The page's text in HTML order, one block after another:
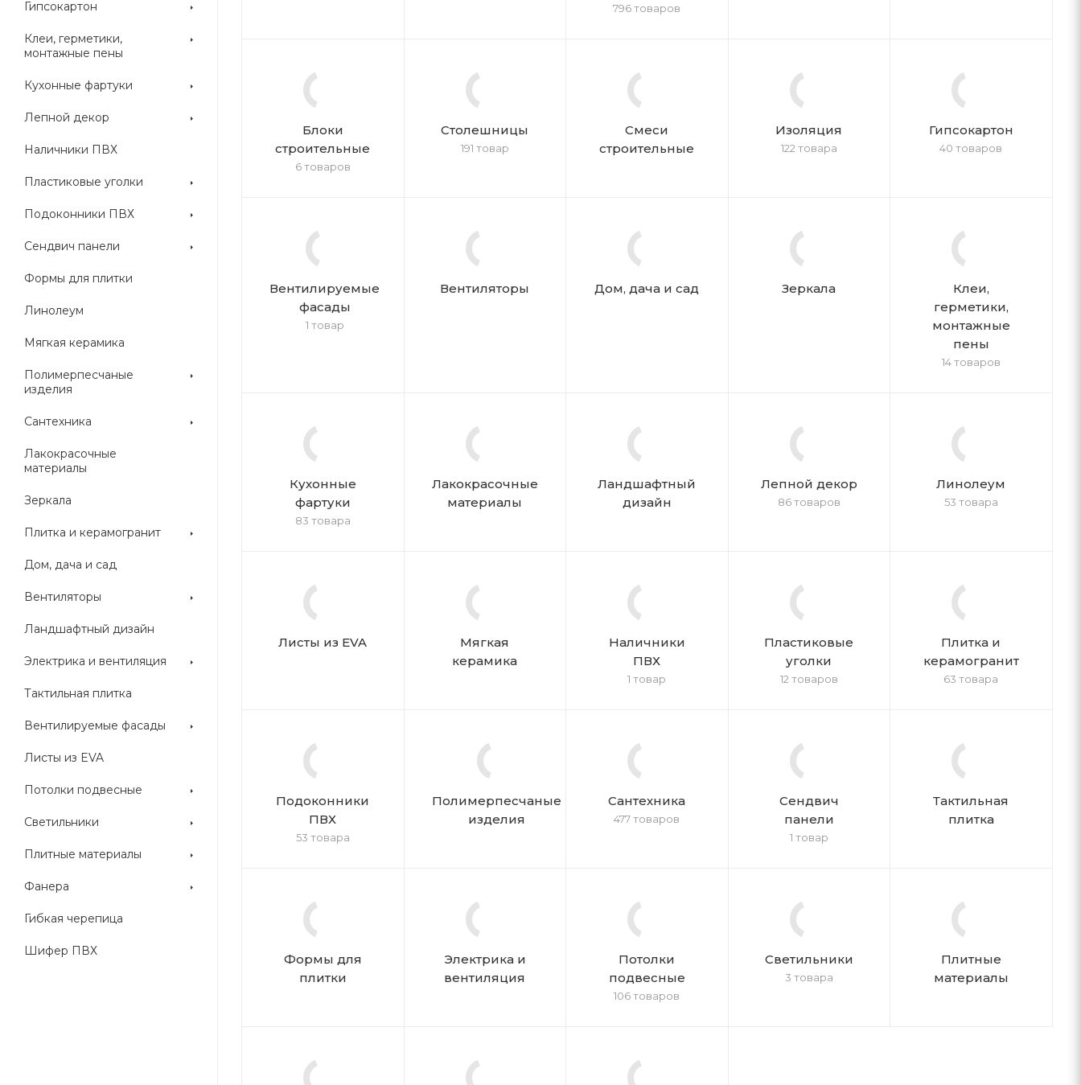
Гипсокартон
Клеи, герметики,
монтажные пены
Кухонные фартуки
Лепной декор
Наличники ПВХ
Пластиковые уголки
Подоконники ПВХ
Сендвич панели
Формы для плитки
Линолеум
Мягкая керамика
Полимерпесчаные
изделия
Сантехника
Лакокрасочные
материалы
Зеркала
Плитка и керамогранит
Дом, дача и сад
Вентиляторы
Ландшафтный дизайн
Электрика и вентиляция
Тактильная плитка
Вентилируемые фасады
Листы из EVA
Потолки подвесные
Светильники
Плитные материалы
Фанера
Гибкая черепица
Шифер ПВХ
796 товаров
Блоки
строительные
6 товаров
Столешницы
191 товар
Смеси
строительные
Изоляция
122 товара
Гипсокартон
40 товаров
Вентилируемые
фасады
1 товар
Вентиляторы Дом, дача и сад Зеркала
Клеи,
герметики,
монтажные
пены
14 товаров
Кухонные
фартуки
83 товара
Лакокрасочные
материалы
Ландшафтный
дизайн
Лепной декор
86 товаров
Линолеум
53 товара
Листы из EVA
Мягкая
керамика
Наличники
ПВХ
1 товар
Пластиковые
уголки
12 товаров
Плитка и
керамогранит
63 товара
Подоконники
ПВХ
53 товара
Полимерпесчаные
изделия
Сантехника
477 товаров
Сендвич
панели
1 товар
Тактильная
плитка
Формы для
плитки
Электрика и
вентиляция
Потолки
подвесные
106 товаров
Светильники
3 товара
Плитные
материалы